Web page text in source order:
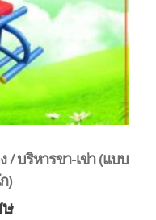
/ บริหารขา-เข่า (แบบ
)
ษ